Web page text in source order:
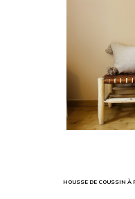
HOUSSE DE COUSSIN À